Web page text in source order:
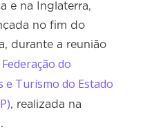
e na Inglaterra,
no fim do
durante a reunião
Federação do
e Turismo do Estado
, realizada na